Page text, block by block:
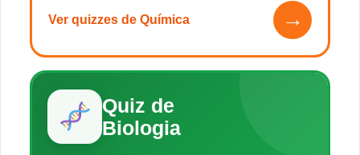
Ver quizzes de Química →
Quiz de
Biologia